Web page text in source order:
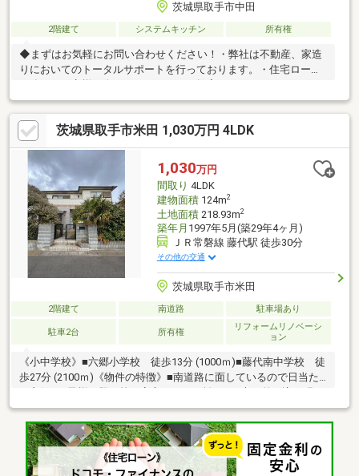
茨城県取手市中田
2階建て システムキッチン 所有権
◆まずはお気軽にお問い合わせください！・弊社は不動産、家造
りにおいてのトータルサポートを行っております。・住宅ローン
す。・スタッフ一同、誠心誠意ご対応させていただきます！◆経
験知識が豊富なスタッフが在籍！迅速な対応を心掛けておりま
す。・お問合せを受けてから即日ご対応をさせていただきま
す。・その他物件情報も多数ございます！お気軽にお問い合わせ
ください。
茨城県取手市米田 1,030万円 4LDK
1,030万円
間取り 4LDK
建物面積124m2
土地面積218.93m2
築年月 1997年5月(築29年4ヶ月)
ＪＲ常磐線 藤代駅 徒歩30分
その他の交通
茨城県取手市米田
2階建て 南道路 駐車場あり
駐車2台 所有権
リフォームリノベーシ
ョン
《小中学校》■六郷小学校 徒歩13分 (1000ｍ)■藤代南中学校 徒
歩27分 (2100ｍ)《物件の特徴》■南道路に面しているので日当た
い暮らしが可能《周辺環境》■ファミリーマートまで車3分■東取
手病院まで車4分■光風台第2児童公園まで車2分《ひだまりハウス
のお家探し》（1）当社提携銀行ご紹介・変動金利0.59％～（最低
金利基準）、団体信用生命保険（全疾病と5つの重大疾病保証付）
（2）自己資金0円、勤続1年未満、産休・育休中、確定申告等の